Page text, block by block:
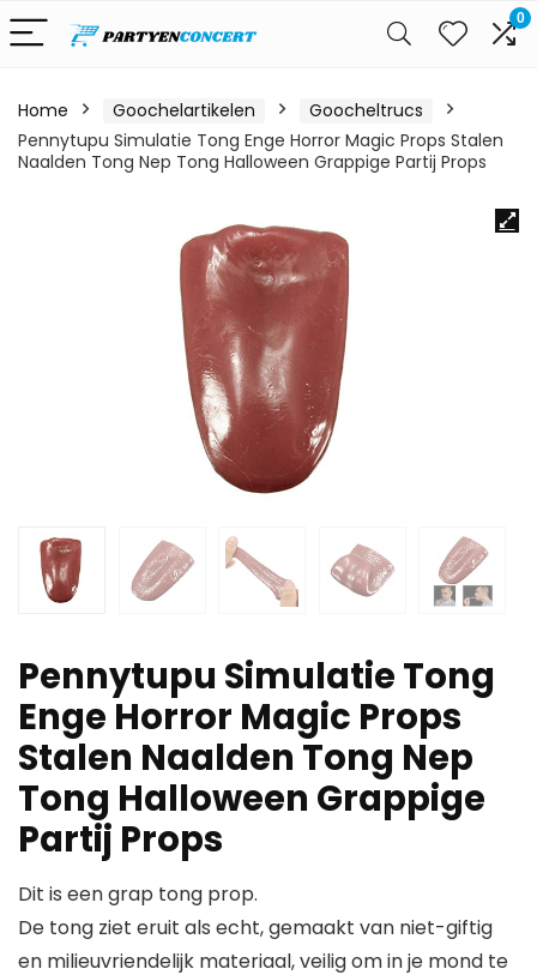
0
Home Goochelartikelen
Goocheltrucs
Pennytupu Simulatie Tong Enge Horror Magic Props Stalen
Naalden Tong Nep Tong Halloween Grappige Partij Props
Pennytupu Simulatie Tong
Enge Horror Magic Props
Stalen Naalden Tong Nep
Tong Halloween Grappige
Partij Props
Dit is een grap tong prop.
De tong ziet eruit als echt, gemaakt van niet-giftig
en milieuvriendelijk materiaal, veilig om in je mond te